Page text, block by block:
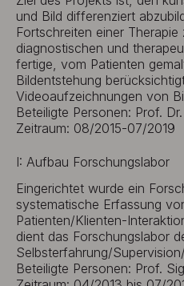
und Bild differenziert
Fortschreiten einer
diagnostischen und
fertige, vom Patienten
Bildentstehung
Videoaufzeichnungen von
Beteiligte Personen: Prof.
Zeitraum: 08/2015-07/2019
I: Aufbau Forschungslabor
Eingerichtet wurde ein
systematische Erfassung
Patienten/Klienten-
dient das Forschungslabor
Selbsterfahrung/
Beteiligte Personen: Prof.